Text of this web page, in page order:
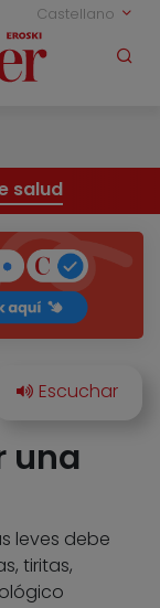
Castellano
salud
una
leves debe
tiritas,